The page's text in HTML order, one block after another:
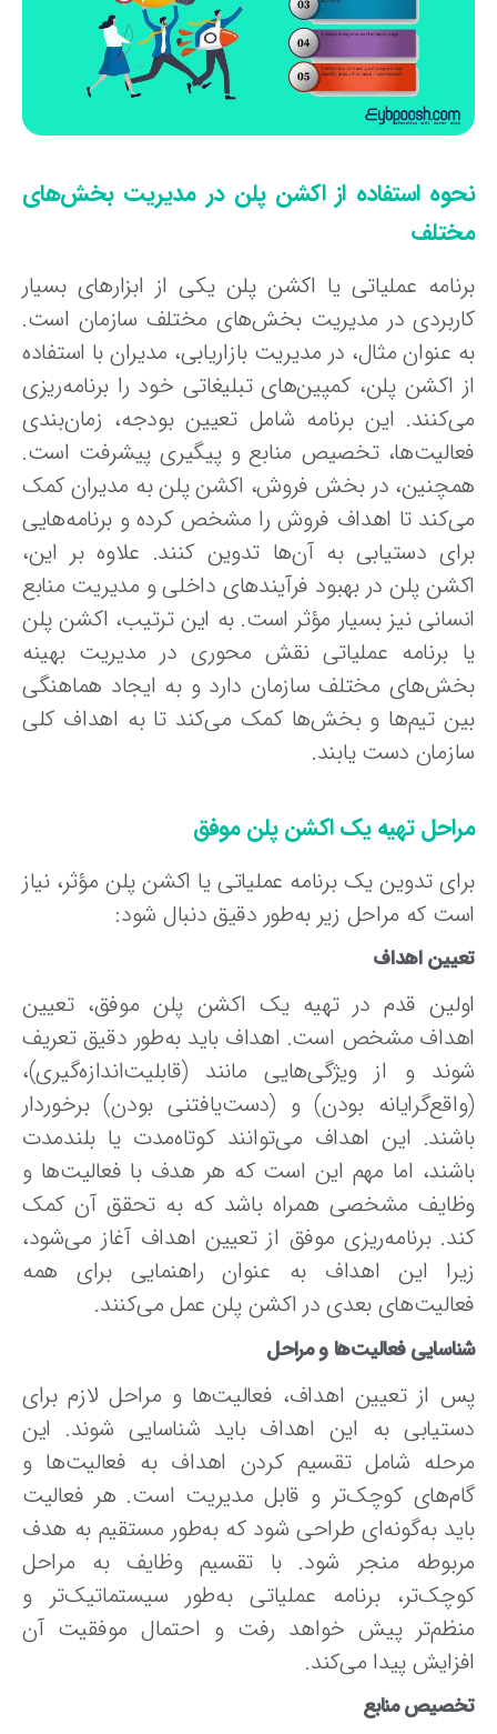
استفاده از اکشن پلن در مدیریت بخش‌های
عملیاتی یا اکشن پلن یکی از ابزارهای بسیار
در مدیریت بخش‌های مختلف سازمان است.
عنوان مثال، در مدیریت بازاریابی، مدیران با استفاده
اکشن پلن، کمپین‌های تبلیغاتی خود را برنامه‌ریزی
این برنامه شامل تعیین بودجه، زمان‌بندی
تخصیص منابع و پیگیری پیشرفت است.
در بخش فروش، اکشن پلن به مدیران کمک
تا اهداف فروش را مشخص کرده و برنامه‌هایی
دستیابی به آن‌ها تدوین کنند. علاوه بر این،
پلن در بهبود فرآیندهای داخلی و مدیریت منابع
نیز بسیار مؤثر است. به این ترتیب، اکشن پلن
برنامه عملیاتی نقش محوری در مدیریت بهینه
مختلف سازمان دارد و به ایجاد هماهنگی
تیم‌ها و بخش‌ها کمک می‌کند تا به اهداف کلی
دست یابند.
تهیه یک اکشن پلن موفق
تدوین یک برنامه عملیاتی یا اکشن پلن مؤثر، نیاز
که مراحل زیر به‌طور دقیق دنبال شود:
اهداف
قدم در تهیه یک اکشن پلن موفق، تعیین
مشخص است. اهداف باید به‌طور دقیق تعریف
و از ویژگی‌هایی مانند (قابلیت‌اندازه‌گیری)،
بودن) و (دست‌یافتنی بودن) برخوردار
این اهداف می‌توانند کوتاه‌مدت یا بلندمدت
اما مهم این است که هر هدف با فعالیت‌ها و
مشخصی همراه باشد که به تحقق آن کمک
برنامه‌ریزی موفق از تعیین اهداف آغاز می‌شود،
این اهداف به عنوان راهنمایی برای همه
بعدی در اکشن پلن عمل می‌کنند.
فعالیت‌ها و مراحل
از تعیین اهداف، فعالیت‌ها و مراحل لازم برای
به این اهداف باید شناسایی شوند. این
شامل تقسیم کردن اهداف به فعالیت‌ها و
کوچک‌تر و قابل مدیریت است. هر فعالیت
به‌گونه‌ای طراحی شود که به‌طور مستقیم به هدف
منجر شود. با تقسیم وظایف به مراحل
برنامه عملیاتی به‌طور سیستماتیک‌تر و
پیش خواهد رفت و احتمال موفقیت آن
پیدا می‌کند.
منابع